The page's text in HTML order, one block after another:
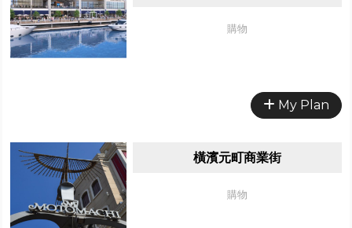
購物
My Plan
橫濱元町商業街
購物